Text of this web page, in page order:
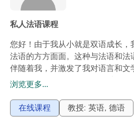
私人法语课程
您好！由于我从小就是双语成长，
法语的方方面面。这种与法语和法
伴随着我，并激发了我对语言和文
学的学习、私人导师的工作以及各
决方案——无论您是学习法语还是
同努力，优化结构、风格和语言准
浏览更多...
在线课程 教授: 英语, 德语